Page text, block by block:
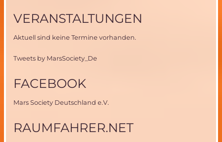
VERANSTALTUNGEN
Aktuell sind keine Termine vorhanden.
Tweets by MarsSociety_De
FACEBOOK
Mars Society Deutschland e.V.
RAUMFAHRER.NET